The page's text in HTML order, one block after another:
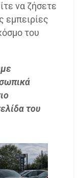
να ζήσετε
εμπειρίες
του
του